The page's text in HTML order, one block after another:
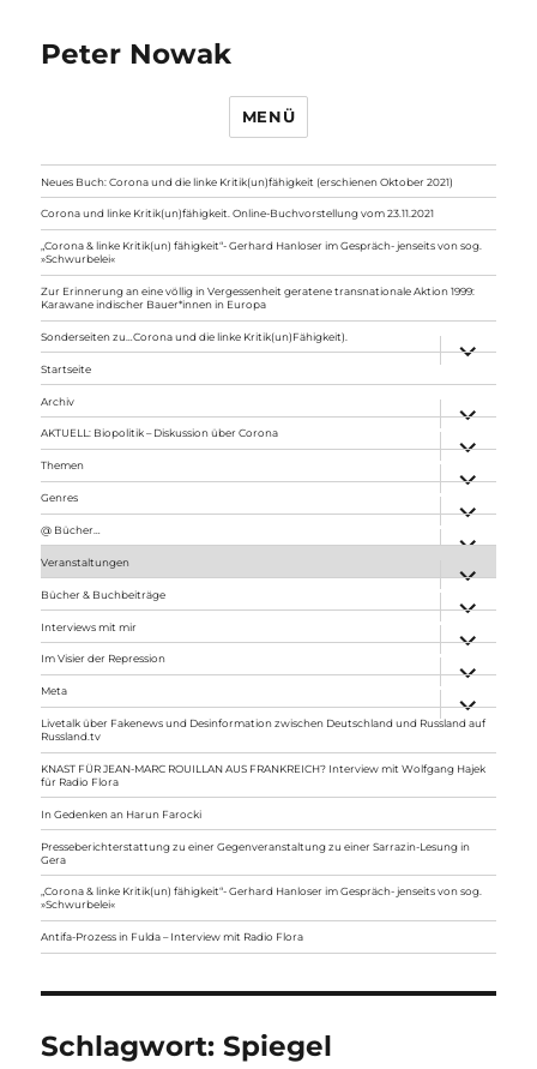
Peter Nowak
MENÜ
Neues Buch: Corona und die linke Kritik(un)fähigkeit (erschienen Oktober 2021)
Corona und linke Kritik(un)fähigkeit. Online-Buchvorstellung vom 23.11.2021
„Corona & linke Kritik(un) fähigkeit“- Gerhard Hanloser im Gespräch- jenseits von sog.
»Schwurbelei«
Zur Erinnerung an eine völlig in Vergessenheit geratene transnationale Aktion 1999:
Karawane indischer Bauer*innen in Europa
Sonderseiten zu…Corona und die linke Kritik(un)Fähigkeit).
anzeigen
Startseite
Archiv
anzeigen
AKTUELL: Biopolitik – Diskussion über Corona
anzeigen
Themen
anzeigen
Genres
anzeigen
@ Bücher…
Veranstaltungen
anzeigen
Bücher & Buchbeiträge
anzeigen
Interviews mit mir
anzeigen
Im Visier der Repression
anzeigen
Meta
anzeigen
Livetalk über Fakenews und Desinformation zwischen Deutschland und Russland auf
Russland.tv
KNAST FÜR JEAN-MARC ROUILLAN AUS FRANKREICH? Interview mit Wolfgang Hajek
für Radio Flora
In Gedenken an Harun Farocki
Presseberichterstattung zu einer Gegenveranstaltung zu einer Sarrazin-Lesung in
Gera
„Corona & linke Kritik(un) fähigkeit“- Gerhard Hanloser im Gespräch- jenseits von sog.
»Schwurbelei«
Antifa-Prozess in Fulda – Interview mit Radio Flora
Schlagwort:Spiegel